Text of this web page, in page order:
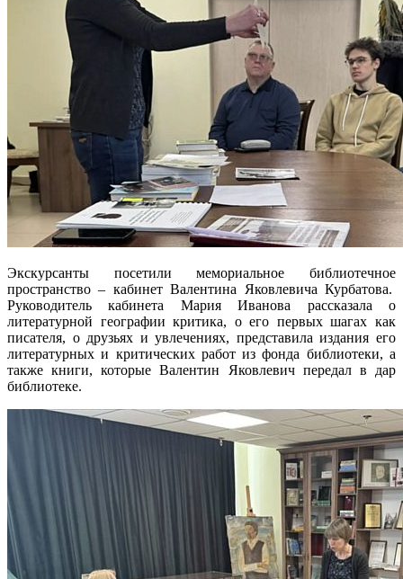
Экскурсанты посетили мемориальное библиотечное
пространство – кабинет Валентина Яковлевича Курбатова.
Руководитель кабинета Мария Иванова рассказала о
литературной географии критика, о его первых шагах как
писателя, о друзьях и увлечениях, представила издания его
литературных и критических работ из фонда библиотеки, а
также книги, которые Валентин Яковлевич передал в дар
библиотеке.